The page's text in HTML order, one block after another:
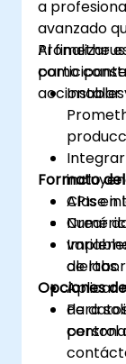
a
avanzado
como
Al finalizar
Instalar
APIs en
Crear
alertas.
Aplicar
de
control
Formato
Clase
de
Opciones
Para